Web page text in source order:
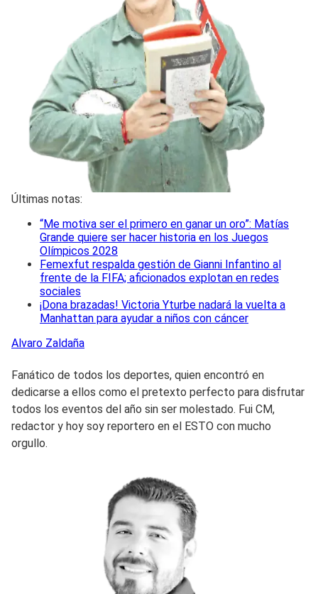
Últimas notas:
“Me motiva ser el primero en ganar un oro”: Matías
Grande quiere ser hacer historia en los Juegos
Olímpicos 2028
Femexfut respalda gestión de Gianni Infantino al
frente de la FIFA; aficionados explotan en redes
sociales
¡Dona brazadas! Victoria Yturbe nadará la vuelta a
Manhattan para ayudar a niños con cáncer
Alvaro Zaldaña
Fanático de todos los deportes, quien encontró en
dedicarse a ellos como el pretexto perfecto para disfrutar
todos los eventos del año sin ser molestado. Fui CM,
redactor y hoy soy reportero en el ESTO con mucho
orgullo.